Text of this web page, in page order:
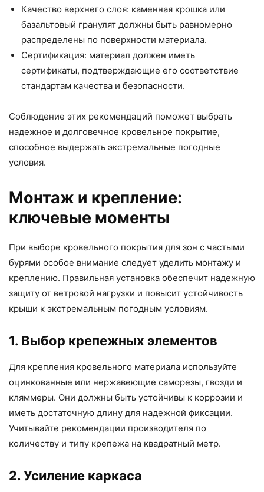
Качество верхнего слоя: каменная крошка или
базальтовый гранулят должны быть равномерно
распределены по поверхности материала.
Сертификация: материал должен иметь
сертификаты, подтверждающие его соответствие
стандартам качества и безопасности.
Соблюдение этих рекомендаций поможет выбрать
надежное и долговечное кровельное покрытие,
способное выдержать экстремальные погодные
условия.
Монтаж и крепление:
ключевые моменты
При выборе кровельного покрытия для зон с частыми
бурями особое внимание следует уделить монтажу и
креплению. Правильная установка обеспечит надежную
защиту от ветровой нагрузки и повысит устойчивость
крыши к экстремальным погодным условиям.
1. Выбор крепежных элементов
Для крепления кровельного материала используйте
оцинкованные или нержавеющие саморезы, гвозди и
кляммеры. Они должны быть устойчивы к коррозии и
иметь достаточную длину для надежной фиксации.
Учитывайте рекомендации производителя по
количеству и типу крепежа на квадратный метр.
2. Усиление каркаса